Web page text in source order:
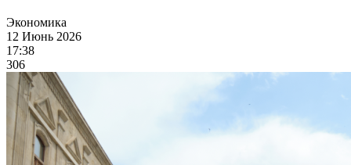
Экономика
12 Июнь 2026
17:38
306